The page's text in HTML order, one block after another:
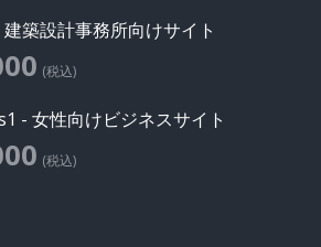
築設計事務所向けサイト
(税込)
- 女性向けビジネスサイト
(税込)